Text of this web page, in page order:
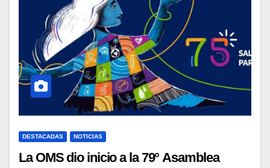
DESTACADAS NOTICIAS
La OMS dio inicio a la 79° Asamblea